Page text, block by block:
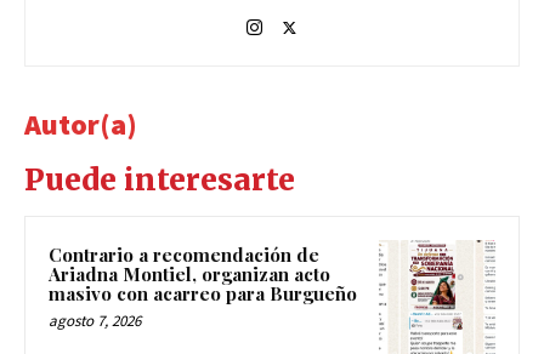
Autor(a)
Puede interesarte
Contrario a recomendación de
Ariadna Montiel, organizan acto
masivo con acarreo para Burgueño
agosto 7, 2026